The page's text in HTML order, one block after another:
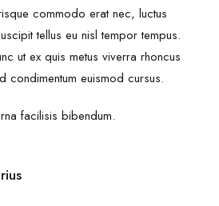
commodo erat nec, luctus
tellus eu nisl tempor tempus.
ut ex quis metus viverra rhoncus
condimentum euismod cursus.
facilisis bibendum.